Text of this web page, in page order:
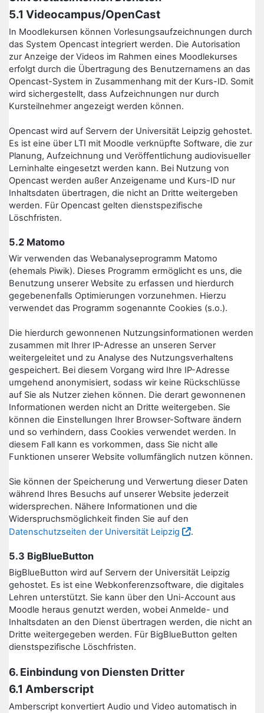
5.1 Videocampus/OpenCast
In Moodlekursen können Vorlesungsaufzeichnungen durch
das System Opencast integriert werden. Die Autorisation
zur Anzeige der Videos im Rahmen eines Moodlekurses
erfolgt durch die Übertragung des Benutzernamens an das
Opencast-System in Zusammenhang mit der Kurs-ID. Somit
wird sichergestellt, dass Aufzeichnungen nur durch
Kursteilnehmer angezeigt werden können.
Opencast wird auf Servern der Universität Leipzig gehostet.
Es ist eine über LTI mit Moodle verknüpfte Software, die zur
Planung, Aufzeichnung und Veröffentlichung audiovisueller
Lerninhalte eingesetzt werden kann. Bei Nutzung von
Opencast werden außer Anzeigename und Kurs-ID nur
Inhaltsdaten übertragen, die nicht an Dritte weitergeben
werden. Für Opencast gelten dienstspezifische
Löschfristen.
5.2 Matomo
Wir verwenden das Webanalyseprogramm Matomo
(ehemals Piwik). Dieses Programm ermöglicht es uns, die
Benutzung unserer Website zu erfassen und hierdurch
gegebenenfalls Optimierungen vorzunehmen. Hierzu
verwendet das Programm sogenannte Cookies (s.o.).
Die hierdurch gewonnenen Nutzungsinformationen werden
zusammen mit Ihrer IP-Adresse an unseren Server
weitergeleitet und zu Analyse des Nutzungsverhaltens
gespeichert. Bei diesem Vorgang wird Ihre IP-Adresse
umgehend anonymisiert, sodass wir keine Rückschlüsse
auf Sie als Nutzer ziehen können. Die derart gewonnenen
Informationen werden nicht an Dritte weitergeben. Sie
können die Einstellungen Ihrer Browser-Software ändern
und so verhindern, dass Cookies verwendet werden. In
diesem Fall kann es vorkommen, dass Sie nicht alle
Funktionen unserer Website vollumfänglich nutzen können.
Sie können der Speicherung und Verwertung dieser Daten
während Ihres Besuchs auf unserer Website jederzeit
widersprechen. Nähere Informationen und die
Widerspruchsmöglichkeit finden Sie auf den
Datenschutzseiten der Universität Leipzig
.
5.3 BigBlueButton
BigBlueButton wird auf Servern der Universität Leipzig
gehostet. Es ist eine Webkonferenzsoftware, die digitales
Lehren unterstützt. Sie kann über den Uni-Account aus
Moodle heraus genutzt werden, wobei Anmelde- und
Inhaltsdaten an den Dienst übertragen werden, die nicht an
Dritte weitergegeben werden. Für BigBlueButton gelten
dienstspezifische Löschfristen.
6. Einbindung von Diensten Dritter
6.1 Amberscript
Amberscript konvertiert Audio und Video automatisch in